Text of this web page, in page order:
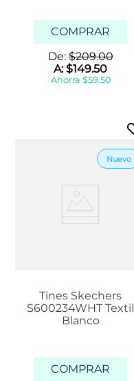
COMPRAR
De:$209.00
A:$149.50
Ahorra $59.50
Tines Skechers
S600234WHT Textil
Blanco
COMPRAR